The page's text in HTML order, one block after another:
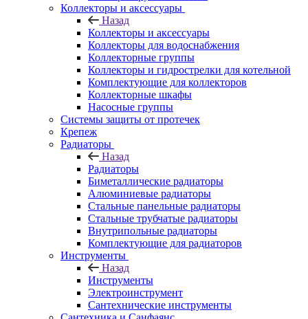
Коллекторы и аксессуары
Назад
Коллекторы и аксессуары
Коллекторы для водоснабжения
Коллекторные группы
Коллекторы и гидрострелки для котельной
Комплектующие для коллекторов
Коллекторные шкафы
Насосные группы
Системы защиты от протечек
Крепеж
Радиаторы
Назад
Радиаторы
Биметаллические радиаторы
Алюминиевые радиаторы
Стальные панельные радиаторы
Стальные трубчатые радиаторы
Внутрипольные радиаторы
Комплектующие для радиаторов
Инструменты
Назад
Инструменты
Электроинструмент
Сантехнические инструменты